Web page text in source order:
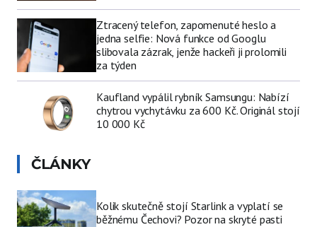
Ztracený telefon, zapomenuté heslo a
jedna selfie: Nová funkce od Googlu
slibovala zázrak, jenže hackeři ji prolomili
za týden
Kaufland vypálil rybník Samsungu: Nabízí
chytrou vychytávku za 600 Kč. Originál stojí
10 000 Kč
ČLÁNKY
Kolik skutečně stojí Starlink a vyplatí se
běžnému Čechovi? Pozor na skryté pasti